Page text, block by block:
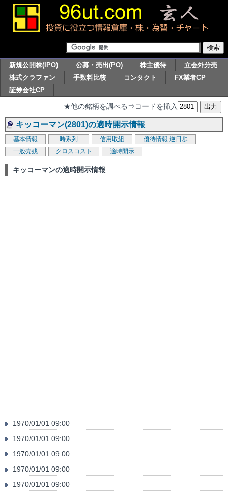
新規公開株(IPO) 公募・売出(PO) 株主優待
立会外分売
株式クラファン
手数料比較 コンタクト
FX業者CP
証券会社CP
★他の銘柄を調べる⇒コードを挿入
キッコーマン(2801)の適時開示情報
基本情報 時系列 信用取組 優待情報 逆日歩
一般売残
クロスコスト 適時開示
キッコーマンの適時開示情報
1970/01/01 09:00
1970/01/01 09:00
1970/01/01 09:00
1970/01/01 09:00
1970/01/01 09:00